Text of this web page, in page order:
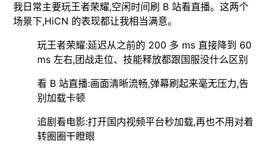
我日常主要玩王者荣耀,空闲时间刷 B 站看直播。这两个
场景下,HiCN 的表现都让我相当满意。
玩王者荣耀:延迟从之前的 200 多 ms 直接降到 60
ms 左右,团战走位、技能释放都跟国服没什么区别
看 B 站直播:画面清晰流畅,弹幕刷起来毫无压力,告
别加载卡顿
追剧看电影:打开国内视频平台秒加载,再也不用对着
转圈圈干瞪眼